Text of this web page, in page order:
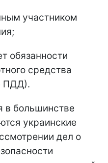
участником
обязанности
средства
ПДД).
в большинстве
украинские
дел о